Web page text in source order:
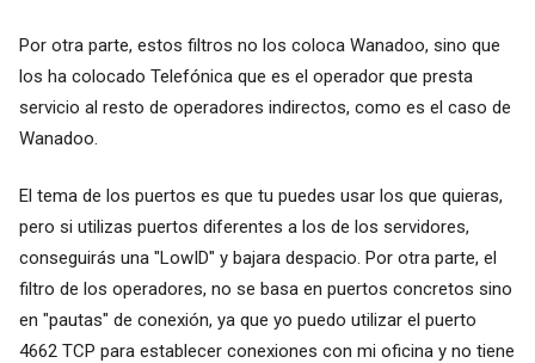
Por otra parte, estos filtros no los coloca Wanadoo, sino que
los ha colocado Telefónica que es el operador que presta
servicio al resto de operadores indirectos, como es el caso de
Wanadoo.
El tema de los puertos es que tu puedes usar los que quieras,
pero si utilizas puertos diferentes a los de los servidores,
conseguirás una "LowID" y bajara despacio. Por otra parte, el
filtro de los operadores, no se basa en puertos concretos sino
en "pautas" de conexión, ya que yo puedo utilizar el puerto
4662 TCP para establecer conexiones con mi oficina y no tiene